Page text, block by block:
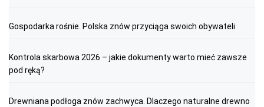
Gospodarka rośnie. Polska znów przyciąga swoich obywateli
Kontrola skarbowa 2026 – jakie dokumenty warto mieć zawsze
pod ręką?
Drewniana podłoga znów zachwyca. Dlaczego naturalne drewno